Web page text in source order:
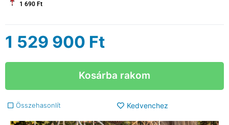
1 690 Ft
1 529 900 Ft
Kosárba rakom
Összehasonlít Kedvenchez